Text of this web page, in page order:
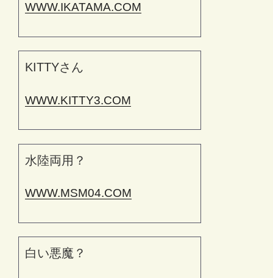
WWW.IKATAMA.COM
KITTYさん
WWW.KITTY3.COM
水陸両用？
WWW.MSM04.COM
白い悪魔？